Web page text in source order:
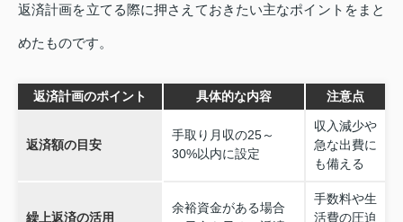
返済計画を立てる際に押さえておきたい主なポイントをまと
めたものです。
返済計画のポイント 具体的な内容 注意点
返済額の目安
手取り月収の25～
30%以内に設定
収入減少や
急な出費に
も備える
繰上返済の活用
余裕資金がある場合
手数料や生
活費の圧迫